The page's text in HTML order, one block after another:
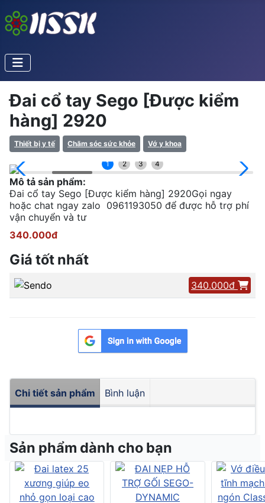
Đai cổ tay Sego [Được kiểm
hàng] 2920
Thiết bị y tế Chăm sóc sức khỏe Vớ y khoa
1 2 3 4
Mô tả sản phẩm:
Đai cổ tay Sego [Được kiểm hàng] 2920Gọi ngay
hoặc chat ngay zalo 0961193050 để được hỗ trợ phí
vận chuyển và tư
340.000đ
Giá tốt nhất
340.000đ
Chi tiết sản phẩm Bình luận
Sản phẩm dành cho bạn